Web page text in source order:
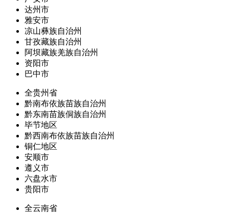
达州市
雅安市
凉山彝族自治州
甘孜藏族自治州
阿坝藏族羌族自治州
资阳市
巴中市
全贵州省
黔南布依族苗族自治州
黔东南苗族侗族自治州
毕节地区
黔西南布依族苗族自治州
铜仁地区
安顺市
遵义市
六盘水市
贵阳市
全云南省